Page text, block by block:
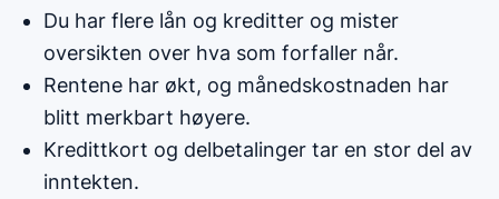
Du har flere lån og kreditter og mister
oversikten over hva som forfaller når.
Rentene har økt, og månedskostnaden har
blitt merkbart høyere.
Kredittkort og delbetalinger tar en stor del av
inntekten.